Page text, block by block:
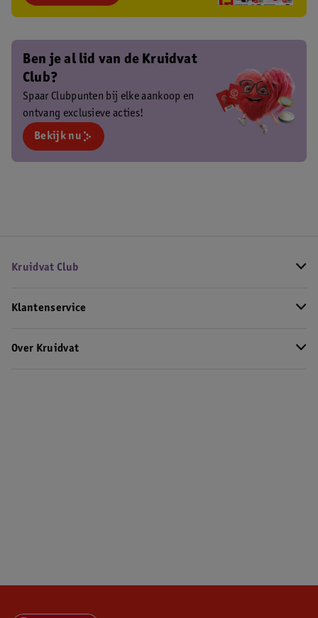
Ben je al lid van de Kruidvat
Club?
Spaar Clubpunten bij elke aankoop en
ontvang exclusieve acties!
Bekijk nu
Kruidvat Club
Klantenservice
Over Kruidvat